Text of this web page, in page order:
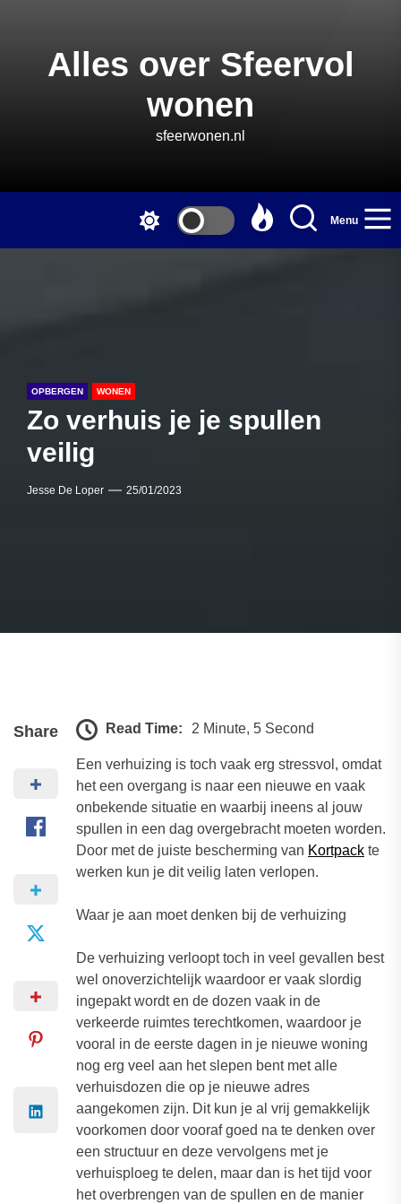
Alles over Sfeervol
wonen
sfeerwonen.nl
Menu
OPBERGEN WONEN
Zo verhuis je je spullen
veilig
Jesse De Loper 25/01/2023
Share Read Time: 2 Minute, 5 Second
Een verhuizing is toch vaak erg stressvol, omdat
het een overgang is naar een nieuwe en vaak
onbekende situatie en waarbij ineens al jouw
spullen in een dag overgebracht moeten worden.
Door met de juiste bescherming van Kortpack te
werken kun je dit veilig laten verlopen.
Waar je aan moet denken bij de verhuizing
De verhuizing verloopt toch in veel gevallen best
wel onoverzichtelijk waardoor er vaak slordig
ingepakt wordt en de dozen vaak in de
verkeerde ruimtes terechtkomen, waardoor je
vooral in de eerste dagen in je nieuwe woning
nog erg veel aan het slepen bent met alle
verhuisdozen die op je nieuwe adres
aangekomen zijn. Dit kun je al vrij gemakkelijk
voorkomen door vooraf goed na te denken over
een structuur en deze vervolgens met je
verhuisploeg te delen, maar dan is het tijd voor
het overbrengen van de spullen en de manier